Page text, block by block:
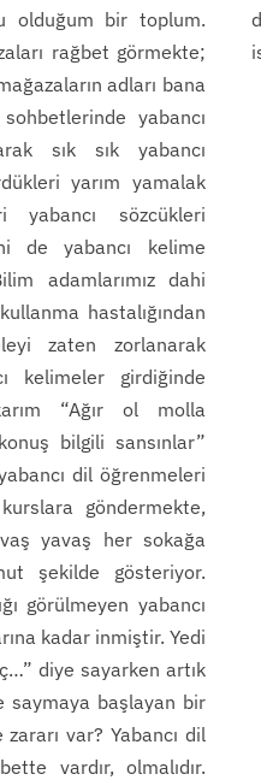
olduğum bir toplum.
rağbet görmekte;
adları bana
yabancı
sık sık yabancı
yarım yamalak
yabancı sözcükleri
de yabancı kelime
adamlarımız dahi
hastalığından
zaten zorlanarak
kelimeler girdiğinde
“Ağır ol molla
bilgili sansınlar”
dil öğrenmeleri
göndermekte,
yavaş her sokağa
şekilde gösteriyor.
görülmeyen yabancı
kadar inmiştir. Yedi
diye sayarken artık
saymaya başlayan bir
var? Yabancı dil
vardır, olmalıdır.